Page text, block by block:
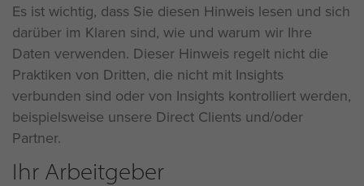
Es ist wichtig, dass Sie diesen Hinweis lesen und sich
darüber im Klaren sind, wie und warum wir Ihre
Daten verwenden. Dieser Hinweis regelt nicht die
Praktiken von Dritten, die nicht mit Insights
verbunden sind oder von Insights kontrolliert werden,
beispielsweise unsere Direct Clients und/oder
Partner.
Ihr Arbeitgeber